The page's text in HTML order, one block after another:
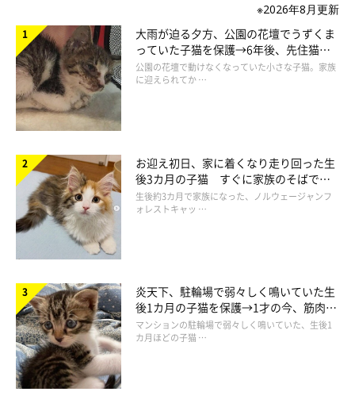
※2026年8月更新
大雨が迫る夕方、公園の花壇でうずくま
っていた子猫を保護→6年後、先住猫
と“姉妹”のような関係に
公園の花壇で動けなくなっていた小さな子猫。家族
に迎えられてか …
お迎え初日、家に着くなり走り回った生
後3カ月の子猫 すぐに家族のそばで落
ち着く姿に「迎えてよかった」
生後約3カ月で家族になった、ノルウェージャンフ
ォレストキャッ …
炎天下、駐輪場で弱々しく鳴いていた生
後1カ月の子猫を保護→1才の今、筋肉質
でツンデレなコに成長
マンションの駐輪場で弱々しく鳴いていた、生後1
カ月ほどの子猫 …